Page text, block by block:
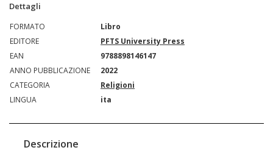
Dettagli
FORMATO
Libro
EDITORE
PFTS University Press
EAN
9788898146147
ANNO PUBBLICAZIONE
2022
CATEGORIA
Religioni
LINGUA
ita
Descrizione